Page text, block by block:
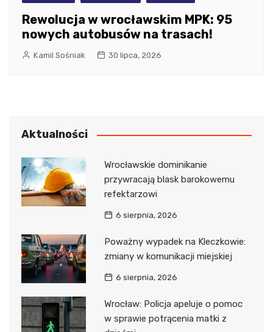
Rewolucja w wrocławskim MPK: 95
nowych autobusów na trasach!
Kamil Sośniak 30 lipca, 2026
Aktualności
Wrocławskie dominikanie
przywracają blask barokowemu
refektarzowi
6 sierpnia, 2026
Poważny wypadek na Kleczkowie:
zmiany w komunikacji miejskiej
6 sierpnia, 2026
Wrocław: Policja apeluje o pomoc
w sprawie potrącenia matki z